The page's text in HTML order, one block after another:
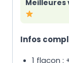
Meilleures
Infos
1 flacon :